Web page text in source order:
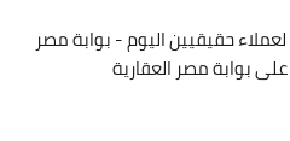
حقيقيين اليوم - بوابة مصر
بوابة مصر العقارية